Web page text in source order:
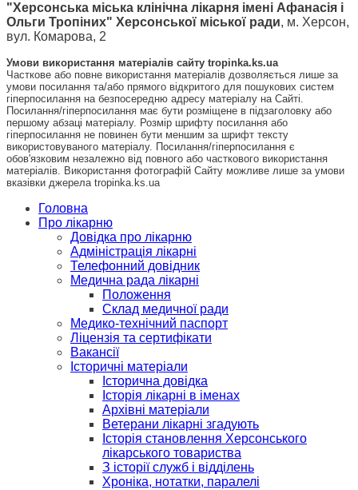
"Херсонська міська клінічна лікарня імені Афанасія і
Ольги Тропіних" Херсонської міської ради, м. Херсон,
вул. Комарова, 2
Умови використання матеріалів сайту tropinka.ks.ua
Часткове або повне використання матеріалів дозволяється лише за
умови посилання та/або прямого відкритого для пошукових систем
гіперпосилання на безпосередню адресу матеріалу на Сайті.
Посилання/гіперпосилання має бути розміщене в підзаголовку або
першому абзаці матеріалу. Розмір шрифту посилання або
гіперпосилання не повинен бути меншим за шрифт тексту
використовуваного матеріалу. Посилання/гіперпосилання є
обов'язковим незалежно від повного або часткового використання
матеріалів. Використання фотографій Сайту можливе лише за умови
вказівки джерела tropinka.ks.ua
Головна
Про лікарню
Довідка про лікарню
Адміністрація лікарні
Телефонний довідник
Медична рада лікарні
Положення
Склад медичної ради
Медико-технічний паспорт
Ліцензія та сертифікати
Вакансії
Історичні матеріали
Історична довідка
Історія лікарні в іменах
Архівні матеріали
Ветерани лікарні згадують
Історія становлення Херсонського
лікарського товариства
З історії служб і відділень
Хроніка, нотатки, паралелі